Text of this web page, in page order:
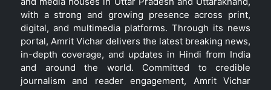
with a strong and growing presence across print,
digital, and multimedia platforms. Through its news
portal, Amrit Vichar delivers the latest breaking news,
in-depth coverage, and updates in Hindi from India
and around the world. Committed to credible
journalism and reader engagement, Amrit Vichar